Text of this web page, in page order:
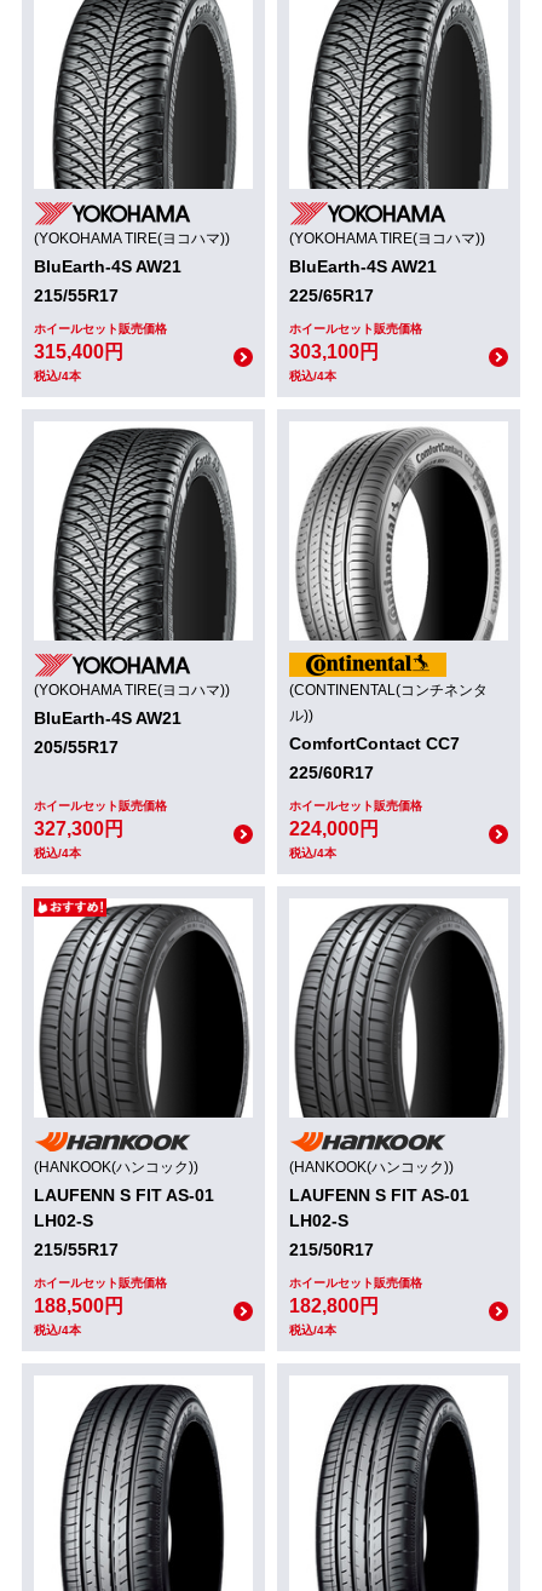
(YOKOHAMA TIRE(ヨコハマ))
BluEarth-4S AW21
215/55R17
ホイールセット販売価格
315,400円
税込/4本
(YOKOHAMA TIRE(ヨコハマ))
BluEarth-4S AW21
225/65R17
ホイールセット販売価格
303,100円
税込/4本
(YOKOHAMA TIRE(ヨコハマ))
BluEarth-4S AW21
205/55R17
ホイールセット販売価格
327,300円
税込/4本
(CONTINENTAL(コンチネンタ
ル))
ComfortContact CC7
225/60R17
ホイールセット販売価格
224,000円
税込/4本
(HANKOOK(ハンコック))
LAUFENN S FIT AS-01
LH02-S
215/55R17
ホイールセット販売価格
188,500円
税込/4本
(HANKOOK(ハンコック))
LAUFENN S FIT AS-01
LH02-S
215/50R17
ホイールセット販売価格
182,800円
税込/4本